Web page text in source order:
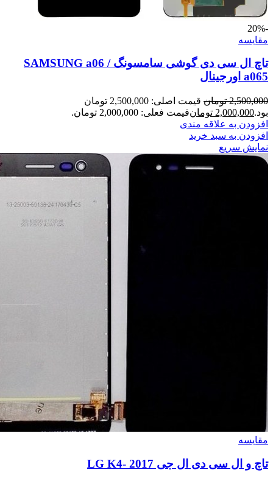
-20%
مقايسه
تاچ ال سی دی گوشی سامسونگ SAMSUNG a06 /
a065 اورجینال
2,500,000 تومان
قیمت اصلی: 2,500,000 تومان
بود.2,000,000 تومانقیمت فعلی: 2,000,000 تومان.
افزودن به علاقه مندی
افزودن به سبد خرید
نمایش سریع
مقايسه
تاچ و ال سی دی ال جی LG K4- 2017